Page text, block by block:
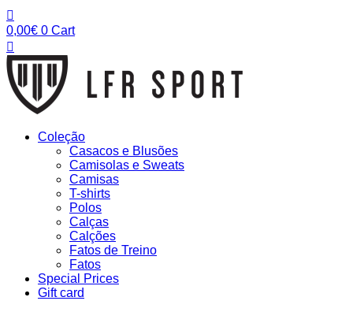
Pular
para
o
conteúdo
0,00€ 0 Cart
Coleção
Casacos e Blusões
Camisolas e Sweats
Camisas
T-shirts
Polos
Calças
Calções
Fatos de Treino
Fatos
Special Prices
Gift card